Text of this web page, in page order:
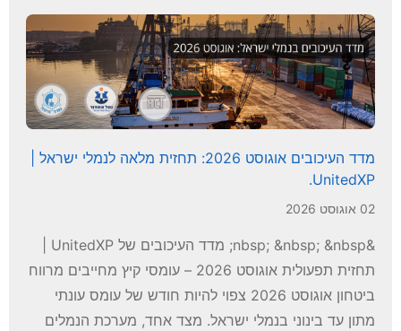
מדד העיכובים אוגוסט 2026: תחזית מלאה לנמלי ישראל |
UnitedXP.
02 אוגוסט 2026
תחזית תפעולית אוגוסט 2026 – עומסי קיץ מחייבים מרווח
ביטחון אוגוסט 2026 צפוי להיות חודש של עומס עונתי
מתון עד בינוני בנמלי ישראל. מצד אחד, מערכת הנמלים